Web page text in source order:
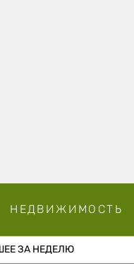
НЕДВИЖИМОСТЬ
ЗА НЕДЕЛЮ